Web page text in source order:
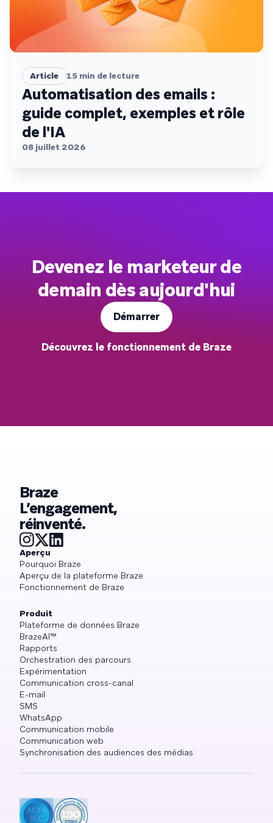
Article 15 min de lecture
Automatisation des emails :
guide complet, exemples et rôle
de l'IA
08 juillet 2026
Devenez le marketeur de
demain dès aujourd'hui
Démarrer
Découvrez le fonctionnement de Braze
Braze
L’engagement,
réinventé.
Aperçu
Pourquoi Braze
Aperçu de la plateforme Braze
Fonctionnement de Braze
Produit
Plateforme de données Braze
BrazeAI™
Rapports
Orchestration des parcours
Expérimentation
Communication cross-canal
E-mail
SMS
WhatsApp
Communication mobile
Communication web
Synchronisation des audiences des médias